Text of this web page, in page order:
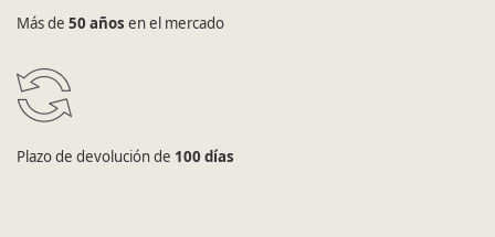
Más de 50 años en el mercado
Plazo de devolución de 100 días